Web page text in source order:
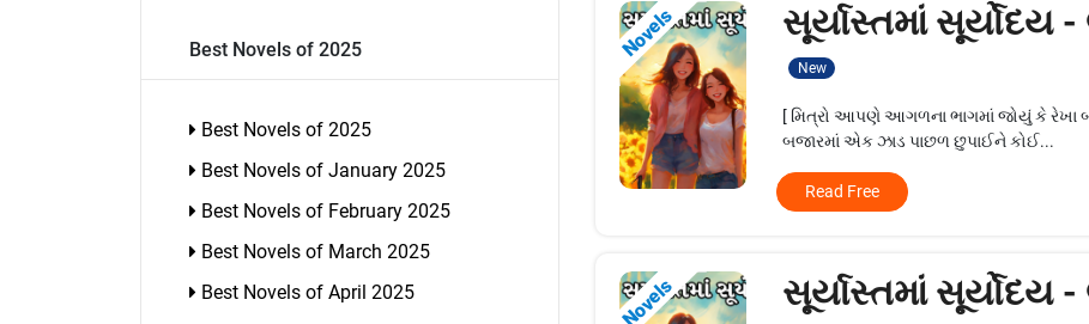
Best Novels of 2025
Best Novels of 2025
Best Novels of January 2025
Best Novels of February 2025
Best Novels of March 2025
Best Novels of April 2025
Novels સૂર્યાસ્તમાં સૂર્યોદય
New
[ મિત્રો આપણે આગળના ભાગમાં જોયું કે રેખા
બજારમાં એક ઝાડ પાછળ છુપાઈને કોઈ...
Read Free
Novels સૂર્યાસ્તમાં સૂર્યોદય